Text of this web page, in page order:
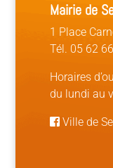
Mairie de
1 Place
Tél. 05 62
Horaires
du lundi au
Ville de